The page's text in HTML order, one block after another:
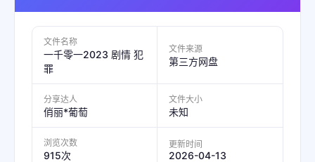
文件名称
一千零一2023 剧情 犯
罪
文件来源
第三方网盘
分享达人
俏丽*葡萄
文件大小
未知
浏览次数
915次
更新时间
2026-04-13